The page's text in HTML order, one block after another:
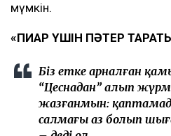
мүмкін.
«ПИАР ҮШІН ПӘТЕР
Біз етке арналған
“Цеснадан” алып
жазғанмын: қаптамада
салмағы аз болып